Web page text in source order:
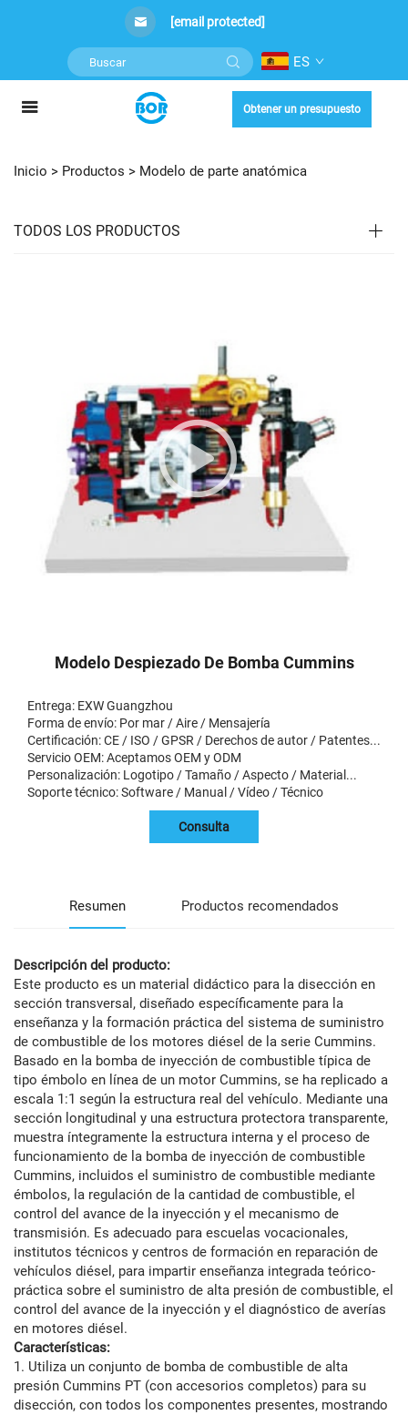
[email protected]
ES
Obtener un presupuesto
Inicio > Productos > Modelo de parte anatómica
TODOS LOS PRODUCTOS
Modelo Despiezado De Bomba Cummins
Entrega: EXW Guangzhou
Forma de envío: Por mar / Aire / Mensajería
Certificación: CE / ISO / GPSR / Derechos de autor / Patentes...
Servicio OEM: Aceptamos OEM y ODM
Personalización: Logotipo / Tamaño / Aspecto / Material...
Soporte técnico: Software / Manual / Vídeo / Técnico
Consulta
Resumen Productos recomendados
Descripción del producto:
Este producto es un material didáctico para la disección en
sección transversal, diseñado específicamente para la
enseñanza y la formación práctica del sistema de suministro
de combustible de los motores diésel de la serie Cummins.
Basado en la bomba de inyección de combustible típica de
tipo émbolo en línea de un motor Cummins, se ha replicado a
escala 1:1 según la estructura real del vehículo. Mediante una
sección longitudinal y una estructura protectora transparente,
muestra íntegramente la estructura interna y el proceso de
funcionamiento de la bomba de inyección de combustible
Cummins, incluidos el suministro de combustible mediante
émbolos, la regulación de la cantidad de combustible, el
control del avance de la inyección y el mecanismo de
transmisión. Es adecuado para escuelas vocacionales,
institutos técnicos y centros de formación en reparación de
vehículos diésel, para impartir enseñanza integrada teórico-
práctica sobre el suministro de alta presión de combustible, el
control del avance de la inyección y el diagnóstico de averías
en motores diésel.
Características:
1. Utiliza un conjunto de bomba de combustible de alta
presión Cummins PT (con accesorios completos) para su
disección, con todos los componentes presentes, mostrando